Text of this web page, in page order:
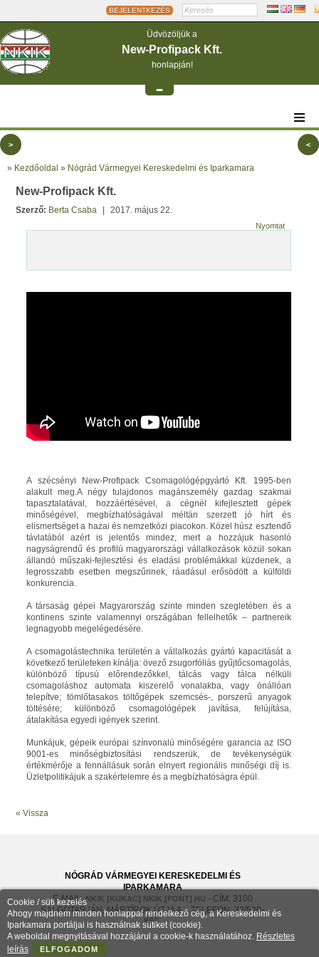
BEJELENTKEZÉS
Üdvözöljük a
New-Profipack Kft.
honlapján!
-
> <
» Kezdőoldal » Nógrád Vármegyei Kereskedelmi és Iparkamara
New-Profipack Kft.
Szerző: Berta Csaba 2017. május 22.
Nyomtat
A szécsényi New-Profipack Csomagológépgyártó Kft. 1995-ben
alakult meg.A négy tulajdonos magánszemély gazdag szakmai
tapasztalatával, hozzáértésével, a cégnél kifejlesztett gépek
minőségével, megbízhatóságával méltán szerzett jó hírt és
elismertséget a hazai és nemzetközi piacokon. Közel húsz esztendő
távlatából azért is jelentős mindez, mert a hozzájuk hasonló
nagyságrendű és profilú magyarországi vállalkozások közül sokan
állandó műszaki-fejlesztési és eladási problémákkal küzdenek, a
legrosszabb esetben megszűnnek, ráadásul erősödött a külföldi
konkurencia.
A társaság gépei Magyarország szinte minden szegletében és a
kontinens szinte valamennyi országában fellelhetők – partnereik
legnagyobb megelégedésére.
A csomagolástechnika területén a vállalkozás gyártó kapacitását a
következő területeken kínálja: övező zsugorfóliás gyűjtőcsomagolás,
különböző típusú előrendezőkkel, tálcás vagy tálca nélküli
csomagoláshoz automata kiszerelő vonalakba, vagy önállóan
telepítve; tömlőtasakos töltőgépek szemcsés-, porszerű anyagok
töltésére; különböző csomagológépek javítása, felújítása,
átalakítása egyedi igények szerint.
Munkájuk, gépeik európai színvonalú minőségére garancia az ISO
9001-es minőségbiztosítási rendszerük, de tevékenységük
értékmérője a fennállásuk során elnyert regionális minőségi díj is.
Üzletpolitikájuk a szakértelemre és a megbízhatóságra épül.
« Vissza
NÓGRÁD VÁRMEGYEI KERESKEDELMI ÉS
IPARKAMARA
E-MAIL:NKIK [KUKAC] NKIK [PONT] HU - CÍM: 3100
SALGÓTARJÁN, MÁRTÍROK ÚTJA 4. - TELEFON: 32/520-
860
Cookie / süti kezelés
Ahogy majdnem minden honlappal rendelkező cég, a Kereskedelmi és
Iparkamara portáljai is használnak sütiket (cookie).
A weboldal megnyitásával hozzájárul a cookie-k használatához. Részletes
leírás
ELFOGADOM